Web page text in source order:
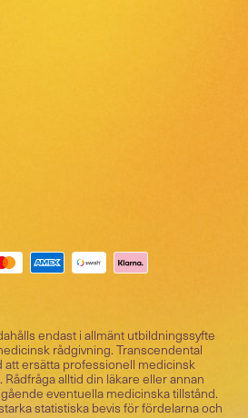
endast i allmänt utbildningssyfte
rådgivning. Transcendental
att ersätta professionell medicinsk
alltid din läkare eller annan
eventuella medicinska tillstånd.
statistiska bevis för fördelarna och